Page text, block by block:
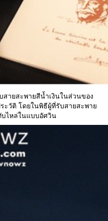
สายสะพายสีน้ำเงินในส่วนของ
ะวัติ โดยในพิธีผู้ที่รับสายสะพาย
ไหล่ในแบบอัศวิน